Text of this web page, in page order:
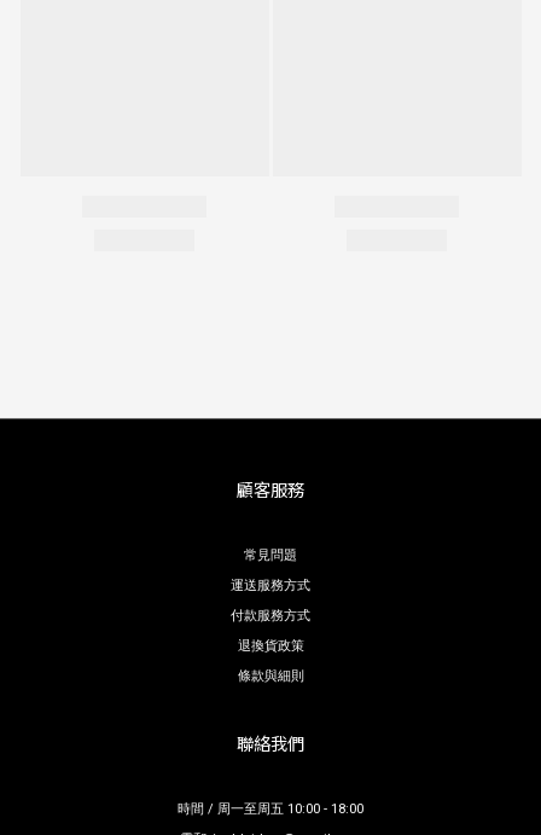
顧客服務
常見問題
運送服務方式
付款服務方式
退換貨政策
條款與細則
聯絡我們
時間 / 周一至周五 10:00 - 18:00